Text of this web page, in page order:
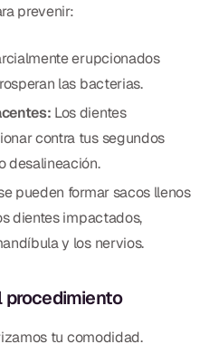
prevenir:
erupcionados
las bacterias.
Los dientes
contra tus segundos
desalineación.
pueden formar sacos llenos
dientes impactados,
y los nervios.
procedimiento
tu comodidad.